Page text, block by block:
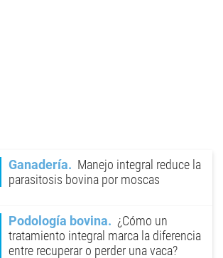
Ganadería
Manejo integral reduce la
parasitosis bovina por moscas
Podología bovina
¿Cómo un
tratamiento integral marca la diferencia
entre recuperar o perder una vaca?